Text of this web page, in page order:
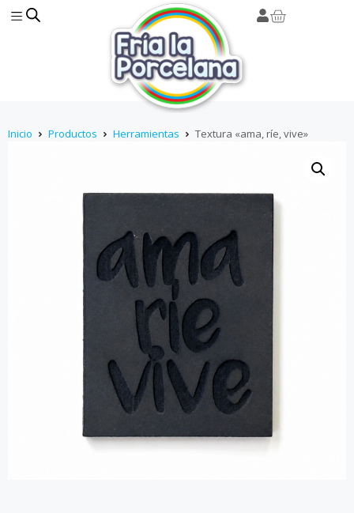
Inicio Productos Herramientas Textura «ama, ríe, vive»